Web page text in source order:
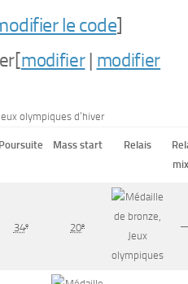
le code]
[modifier| modifier
olympiques d’hiver
Poursuite Mass start Relais
34e 20e